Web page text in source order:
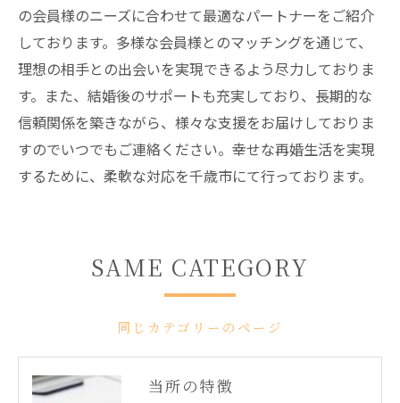
の会員様のニーズに合わせて最適なパートナーをご紹介
しております。多様な会員様とのマッチングを通じて、
理想の相手との出会いを実現できるよう尽力しておりま
す。また、結婚後のサポートも充実しており、長期的な
信頼関係を築きながら、様々な支援をお届けしておりま
すのでいつでもご連絡ください。幸せな再婚生活を実現
するために、柔軟な対応を千歳市にて行っております。
同じカテゴリーのページ
SAME CATEGORY
当所の特徴